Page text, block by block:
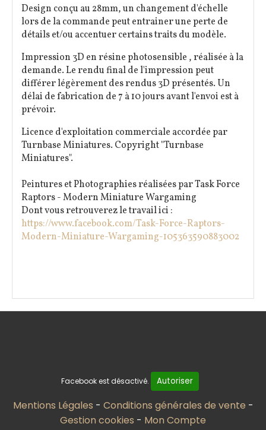
Design conçu au 28mm, un changement d'échelle
lors de la commande peut entrainer une perte de
détails et/ou accentuer certains traits du modèle.
Impression 3D en résine photosensible , réalisée à la
demande. Le rendu final de l'impression peut
différer légèrement des rendus 3D présentés. Un
délai de fabrication de 7 à 10 jours avant l'envoi est à
prévoir.
Licence d'exploitation commerciale accordée par
Turnbase Miniatures. Copyright "Turnbase
Miniatures".
Peintures et Photographies réalisées par Task Force
Raptors - Modern Miniature Wargaming
Dont vous retrouverez le travail ici :
https://www.facebook.com/Task-Force-Raptors-
Modern-Miniature-Wargaming-105363590883002
Facebook est désactivé. Autoriser
Mentions Légales
Conditions générales de vente
Gestion cookies
Mon Compte